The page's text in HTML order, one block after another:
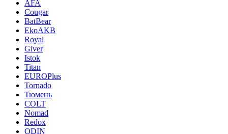
AFA
Cougar
BatBear
EkoAKB
Royal
Giver
Istok
Titan
EUROPlus
Tornado
Тюмень
COLT
Nomad
Redox
ODIN